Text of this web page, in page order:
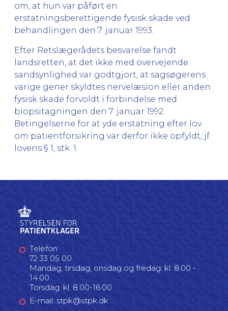
om, at hun var påført en
erstatningsberettigende fysisk skade ved
behandlingen den 7. januar 1993.
Efter Retslægerådets besvarelse fandt
landsretten, at det ikke med overvejende
sandsynlighed var godtgjort, at sagsøgerens
varige gener skyldtes nervelæsion eller anden
fysisk skade forvoldt i forbindelse med
biopsitagningen den 7. januar 1992.
Betingelserne for at yde erstatning efter lov
om patientforsikring var derfor ikke opfyldt, jf.
lovens § 1, stk. 1.
Telefon
72 33 05 00
Mandag, tirsdag, onsdag og fredag: kl. 8.00 -
14.00
Torsdag: kl. 8.00-16.00
E-mail: stpk@stpk.dk